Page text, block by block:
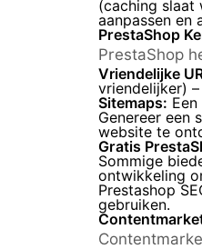
(caching slaat
aanpassen en
PrestaShop
PrestaShop
Vriendelijke
vriendelijker)
Sitemaps:
Genereer een
website te
Gratis
Sommige
ontwikkeling
Prestashop
gebruiken.